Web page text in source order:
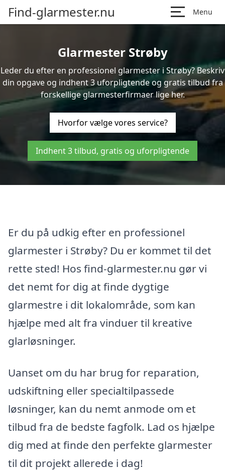
Find-glarmester.nu Menu
Glarmester Strøby
Leder du efter en professionel glarmester i Strøby? Beskriv
din opgave og indhent 3 uforpligtende og gratis tilbud fra
forskellige glarmesterfirmaer lige her.
Hvorfor vælge vores service?
Indhent 3 tilbud, gratis og uforpligtende
Er du på udkig efter en professionel
glarmester i Strøby? Du er kommet til det
rette sted! Hos find-glarmester.nu gør vi
det nemt for dig at finde dygtige
glarmestre i dit lokalområde, som kan
hjælpe med alt fra vinduer til kreative
glarløsninger.
Uanset om du har brug for reparation,
udskiftning eller specialtilpassede
løsninger, kan du nemt anmode om et
tilbud fra de bedste fagfolk. Lad os hjælpe
dig med at finde den perfekte glarmester
til dit projekt allerede i dag!